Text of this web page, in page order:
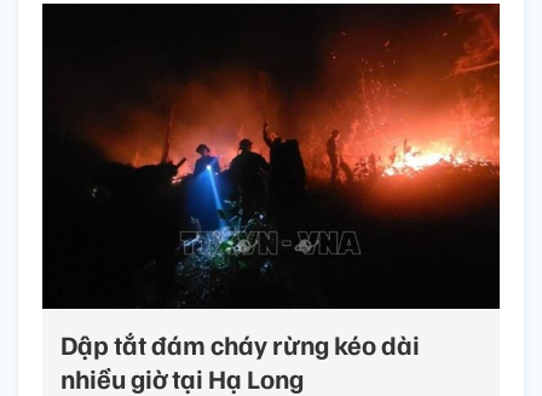
Dập tắt đám cháy rừng kéo dài
nhiều giờ tại Hạ Long